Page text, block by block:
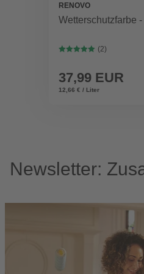
RENOVO
Wetterschutzfarbe
(2)
37,99 EUR
12,66 € / Liter
Newsletter: